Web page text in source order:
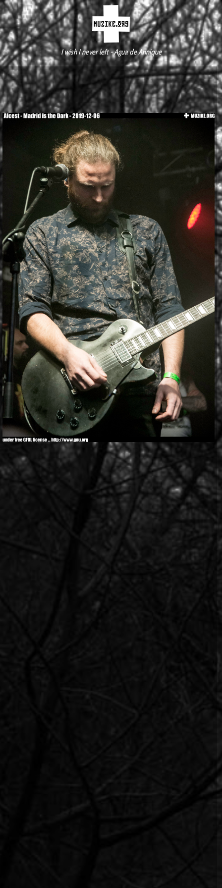
I wish I never left - Agua de Annique